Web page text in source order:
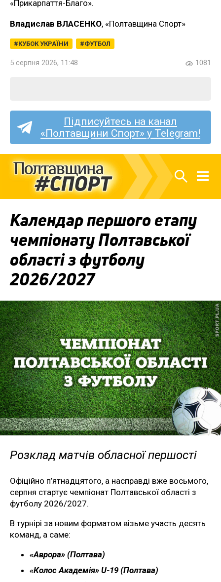
«Прикарпаття-Благо».
Владислав ВЛАСЕНКО, «Полтавщина Спорт»
КУБОК УКРАЇНИ ФУТБОЛ
5 серпня 2026, 11:48 1081
Підписуйтесь на канал
«Полтавщини Спорт» у Telegram!
Календар першого етапу
чемпіонату Полтавської
області з футболу
2026/2027
Розклад матчів обласної першості
Офіційно п’ятнадцятого, а насправді вже восьмого,
серпня стартує чемпіонат Полтавської області з
футболу 2026/2027.
В турнірі за новим форматом візьме участь десять
команд, а саме:
«Аврора» (Полтава)
«Колос Академія» U-19 (Полтава)